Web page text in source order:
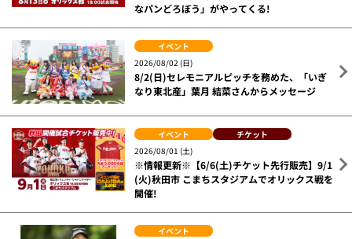
なパンどろぼう」がやってくる!
イベント
2026/08/02 (日)
8/2(日)セレモニアルピッチを務めた、「いぎ
なり東北産」葉月 結菜さんからメッセージ
イベント
チケット
2026/08/01 (土)
※情報更新※【6/6(土)チケット先行販売】9/1
(火)秋田市 こまちスタジアムでオリックス戦を
開催!
イベント